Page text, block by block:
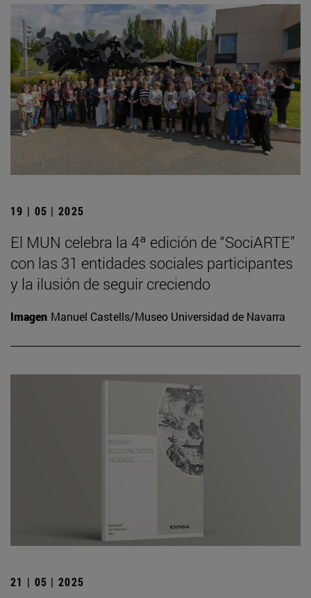
19 | 05 | 2025
El MUN celebra la 4ª edición de “SociARTE”
con las 31 entidades sociales participantes
y la ilusión de seguir creciendo
Imagen Manuel Castells/Museo Universidad de Navarra
21 | 05 | 2025